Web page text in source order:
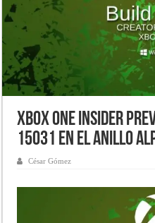
Xbox One Insider
15031 en el anillo
César Gómez